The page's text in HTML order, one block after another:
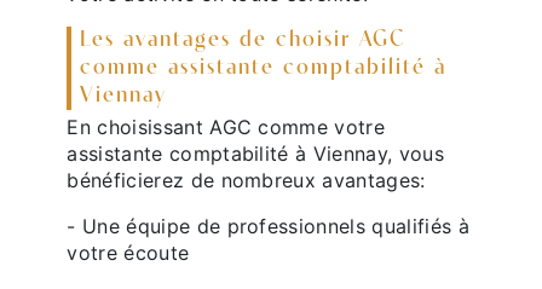
Les avantages de choisir AGC
comme assistante comptabilité à
Viennay
En choisissant AGC comme votre
assistante comptabilité à Viennay, vous
bénéficierez de nombreux avantages:
- Une équipe de professionnels qualifiés à
votre écoute